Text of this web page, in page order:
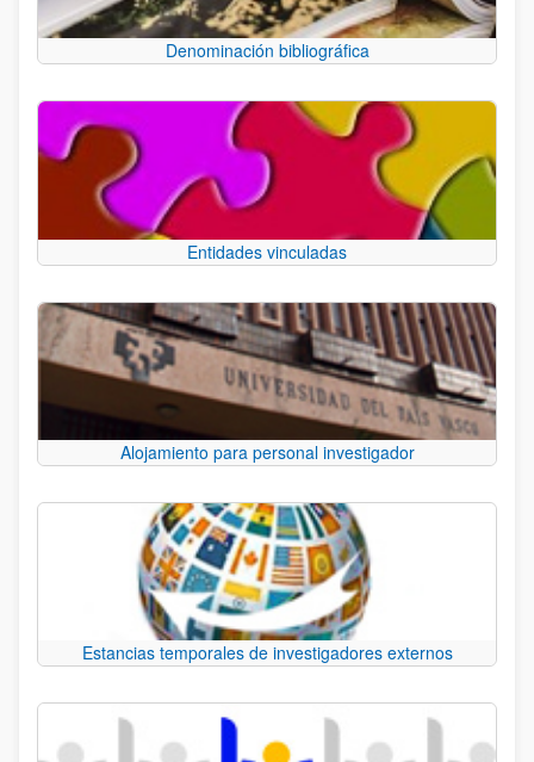
Denominación bibliográfica
Entidades vinculadas
Alojamiento para personal investigador
Estancias temporales de investigadores externos